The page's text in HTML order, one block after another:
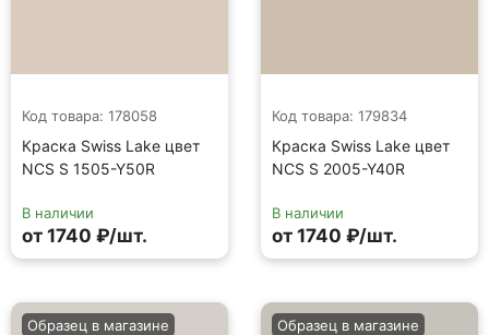
Код товара: 178058
Краска Swiss Lake цвет
NCS S 1505-Y50R
В наличии
от 1740 ₽/шт.
Код товара: 179834
Краска Swiss Lake цвет
NCS S 2005-Y40R
В наличии
от 1740 ₽/шт.
Образец в магазине Образец в магазине